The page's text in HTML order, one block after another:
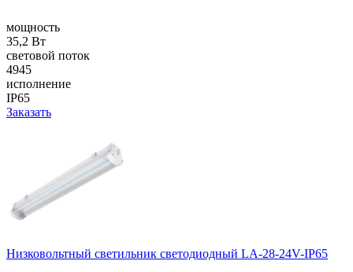
мощность
35,2 Вт
световой поток
4945
исполнение
IP65
Заказать
Низковольтный светильник светодиодный LA-28-24V-IP65